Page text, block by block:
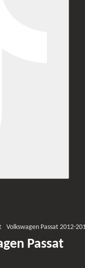
Volkswagen Passat 2012-
Passat